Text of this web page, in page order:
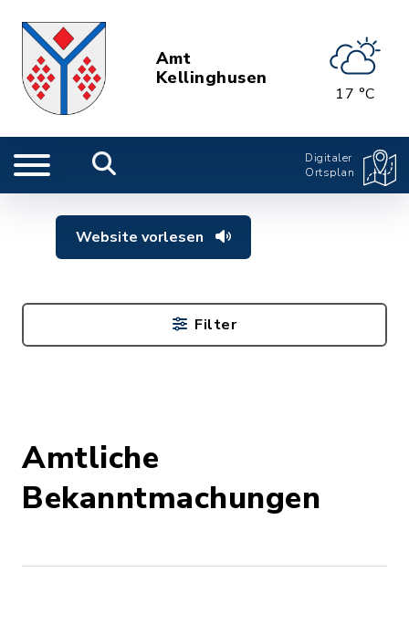
Amt
Kellinghusen
17 °C
Digitaler
Ortsplan
Website vorlesen
Amtliche
Bekanntmachungen
Filter